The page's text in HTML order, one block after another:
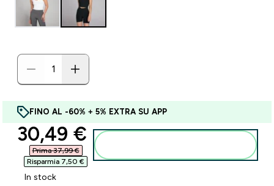
FINO AL -60% + 5% EXTRA SU APP
discounted price
30,49 €‎
Prima 37,99 €‎
Risparmia 7,50 €‎
In stock